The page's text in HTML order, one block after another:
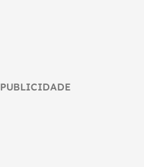
PUBLICIDADE